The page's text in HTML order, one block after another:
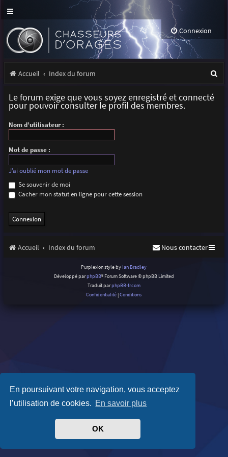
En poursuivant votre navigation, vous acceptez
l’utilisation de cookies. En savoir plus
OK
Connexion
Accueil Index du forum
Le forum exige que vous soyez enregistré et connecté
pour pouvoir consulter le profil des membres.
Nom d’utilisateur :
Mot de passe :
J’ai oublié mon mot de passe
Se souvenir de moi
Cacher mon statut en ligne pour cette session
Accueil Index du forum Nous contacter
Purplexion style by Ian Bradley
Développé parphpBB® Forum Software © phpBB Limited
Traduit parphpBB-fr.com
Confidentialité |Conditions